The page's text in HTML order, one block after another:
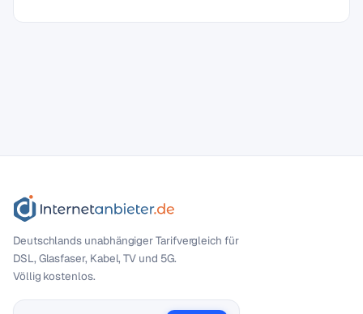
Deutschlands unabhängiger Tarif­vergleich für
DSL, Glasfaser, Kabel, TV und 5G.
Völlig kostenlos.